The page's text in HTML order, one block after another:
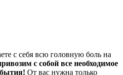
с себя всю головную боль на
с собой все необходимое
От вас нужна только